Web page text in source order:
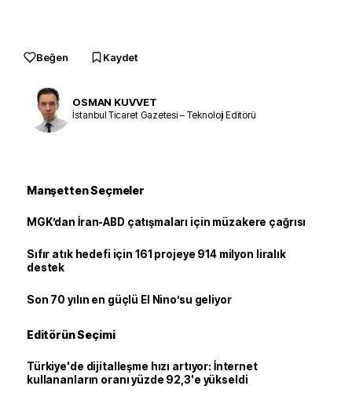
Beğen Kaydet
OSMAN KUVVET
İstanbul Ticaret Gazetesi – Teknoloji Editörü
Manşetten Seçmeler
MGK’dan İran-ABD çatışmaları için müzakere çağrısı
Sıfır atık hedefi için 161 projeye 914 milyon liralık
destek
Son 70 yılın en güçlü El Nino’su geliyor
Editörün Seçimi
Türkiye'de dijitalleşme hızı artıyor: İnternet
kullananların oranı yüzde 92,3'e yükseldi